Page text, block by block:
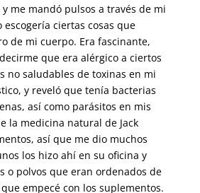
me mandó pulsos a través de mi
ciertas cosas que
de mi cuerpo. Era fascinante,
que era alérgico a ciertos
no saludables de toxinas en mi
y reveló que tenía bacterias
así como parásitos en mis
la medicina natural de Jack
así que me dio muchos
los hizo ahí en su oficina y
o polvos que eran ordenados de
empecé con los suplementos.